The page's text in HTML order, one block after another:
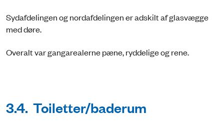
Sydafdelingen og nordafdelingen er adskilt af glasvægge
med døre.
Overalt var gangarealerne pæne, ryddelige og rene.
3.4. Toiletter/baderum